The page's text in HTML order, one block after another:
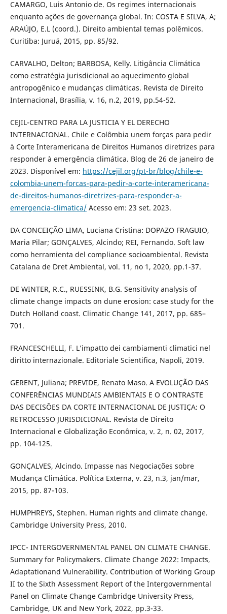
CAMARGO, Luis Antonio de. Os regimes internacionais
enquanto ações de governança global. In: COSTA E SILVA, A;
ARAÚJO, E.L (coord.). Direito ambiental temas polêmicos.
Curitiba: Juruá, 2015, pp. 85/92.
CARVALHO, Delton; BARBOSA, Kelly. Litigância Climática
como estratégia jurisdicional ao aquecimento global
antropogênico e mudanças climáticas. Revista de Direito
Internacional, Brasília, v. 16, n.2, 2019, pp.54-52.
CEJIL-CENTRO PARA LA JUSTICIA Y EL DERECHO
INTERNACIONAL. Chile e Colômbia unem forças para pedir
à Corte Interamericana de Direitos Humanos diretrizes para
responder à emergência climática. Blog de 26 de janeiro de
2023. Disponível em: https://cejil.org/pt-br/blog/chile-e-
colombia-unem-forcas-para-pedir-a-corte-interamericana-
de-direitos-humanos-diretrizes-para-responder-a-
emergencia-climatica/Acesso em: 23 set. 2023.
DA CONCEIÇÃO LIMA, Luciana Cristina: DOPAZO FRAGUIO,
Maria Pilar; GONÇALVES, Alcindo; REI, Fernando. Soft law
como herramienta del compliance socioambiental. Revista
Catalana de Dret Ambiental, vol. 11, no 1, 2020, pp.1-37.
DE WINTER, R.C., RUESSINK, B.G. Sensitivity analysis of
climate change impacts on dune erosion: case study for the
Dutch Holland coast. Climatic Change 141, 2017, pp. 685–
701.
FRANCESCHELLI, F. L’impatto dei cambiamenti climatici nel
diritto internazionale. Editoriale Scientifica, Napoli, 2019.
GERENT, Juliana; PREVIDE, Renato Maso. A EVOLUÇÃO DAS
CONFERÊNCIAS MUNDIAIS AMBIENTAIS E O CONTRASTE
DAS DECISÕES DA CORTE INTERNACIONAL DE JUSTIÇA: O
RETROCESSO JURISDICIONAL. Revista de Direito
Internacional e Globalização Econômica, v. 2, n. 02, 2017,
pp. 104-125.
GONÇALVES, Alcindo. Impasse nas Negociações sobre
Mudança Climática. Política Externa, v. 23, n.3, jan/mar,
2015, pp. 87-103.
HUMPHREYS, Stephen. Human rights and climate change.
Cambridge University Press, 2010.
IPCC- INTERGOVERNMENTAL PANEL ON CLIMATE CHANGE.
Summary for Policymakers. Climate Change 2022: Impacts,
Adaptationand Vulnerability. Contribution of Working Group
II to the Sixth Assessment Report of the Intergovernmental
Panel on Climate Change Cambridge University Press,
Cambridge, UK and New York, 2022, pp.3-33.